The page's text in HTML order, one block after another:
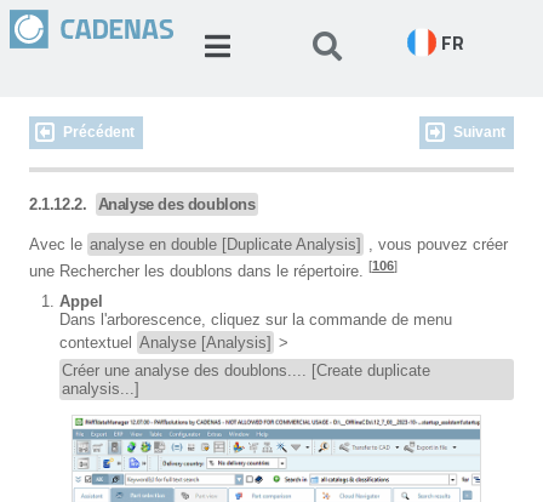
FR
Précédent Suivant
2.1.12.2. Analyse des doublons
Avec le analyse en double [Duplicate Analysis] , vous pouvez créer
une Rechercher les doublons dans le répertoire. [106]
Appel
Dans l'arborescence, cliquez sur la commande de menu
contextuel Analyse [Analysis] >
Créer une analyse des doublons.... [Create duplicate
analysis...]